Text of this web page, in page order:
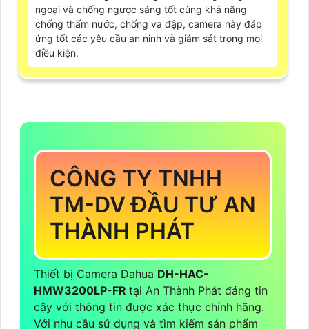
ngoại và chống ngược sáng tốt cùng khả năng
chống thấm nước, chống va đập, camera này đáp
ứng tốt các yêu cầu an ninh và giám sát trong mọi
điều kiện.
CÔNG TY TNHH
TM-DV ĐẦU TƯ AN
THÀNH PHÁT
Thiết bị Camera Dahua DH-HAC-
HMW3200LP-FR tại An Thành Phát đáng tin
cậy với thông tin được xác thực chính hãng.
Với nhu cầu sử dụng và tìm kiếm sản phẩm